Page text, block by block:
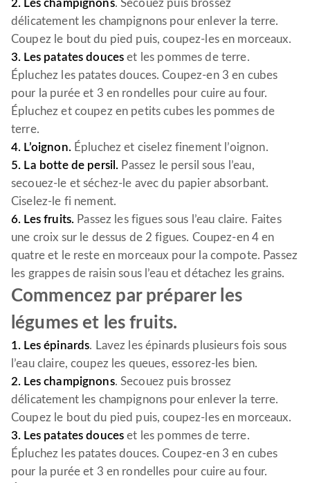
2. Les champignons. Secouez puis brossez
délicatement les champignons pour enlever la terre.
Coupez le bout du pied puis, coupez-les en morceaux.
3. Les patates douces et les pommes de terre.
Épluchez les patates douces. Coupez-en 3 en cubes
pour la purée et 3 en rondelles pour cuire au four.
Épluchez et coupez en petits cubes les pommes de
terre.
4. L’oignon. Épluchez et ciselez finement l’oignon.
5. La botte de persil. Passez le persil sous l’eau,
secouez-le et séchez-le avec du papier absorbant.
Ciselez-le fi nement.
6. Les fruits. Passez les figues sous l’eau claire. Faites
une croix sur le dessus de 2 figues. Coupez-en 4 en
quatre et le reste en morceaux pour la compote. Passez
les grappes de raisin sous l’eau et détachez les grains.
Commencez par préparer les
légumes et les fruits.
1. Les épinards. Lavez les épinards plusieurs fois sous
l’eau claire, coupez les queues, essorez-les bien.
2. Les champignons. Secouez puis brossez
délicatement les champignons pour enlever la terre.
Coupez le bout du pied puis, coupez-les en morceaux.
3. Les patates douces et les pommes de terre.
Épluchez les patates douces. Coupez-en 3 en cubes
pour la purée et 3 en rondelles pour cuire au four.